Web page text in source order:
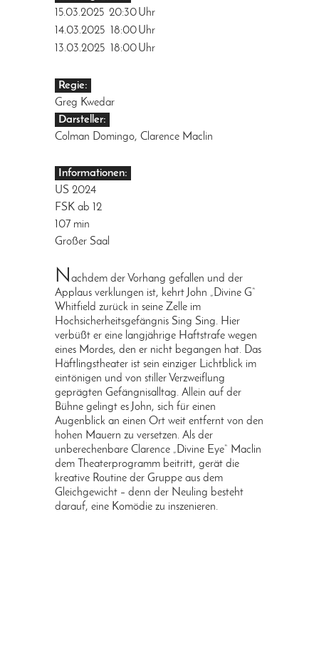
15.03.2025 20:30Uhr
14.03.2025
18:00Uhr
13.03.2025
18:00Uhr
Regie:
Greg Kwedar
Darsteller:
Colman Domingo, Clarence Maclin
Informationen:
US 2024
FSK ab 12
107 min
Großer Saal
Nachdem der Vorhang gefallen und der
Applaus verklungen ist, kehrt John „Divine G“
Whitfield zurück in seine Zelle im
Hochsicherheitsgefängnis Sing Sing. Hier
verbüßt er eine langjährige Haftstrafe wegen
eines Mordes, den er nicht begangen hat. Das
Häftlingstheater ist sein einziger Lichtblick im
eintönigen und von stiller Verzweiflung
geprägten Gefängnisalltag. Allein auf der
Bühne gelingt es John, sich für einen
Augenblick an einen Ort weit entfernt von den
hohen Mauern zu versetzen. Als der
unberechenbare Clarence „Divine Eye“ Maclin
dem Theaterprogramm beitritt, gerät die
kreative Routine der Gruppe aus dem
Gleichgewicht – denn der Neuling besteht
darauf, eine Komödie zu inszenieren.